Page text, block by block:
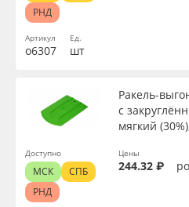
Артикул
о6307
Ед.
шт
РНД
Ракель-
с
мягкий
Цены
244.32 ₽
Доступно
МСК
СПБ
РНД